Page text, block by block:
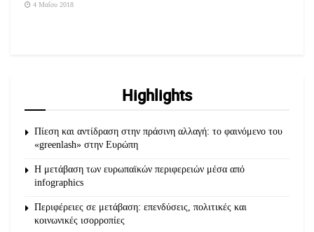
4 Μαΐου 2018
Highlights
Πίεση και αντίδραση στην πράσινη αλλαγή: το φαινόμενο του
«greenlash» στην Ευρώπη
Η μετάβαση των ευρωπαϊκών περιφερειών μέσα από
infographics
Περιφέρειες σε μετάβαση: επενδύσεις, πολιτικές και
κοινωνικές ισορροπίες